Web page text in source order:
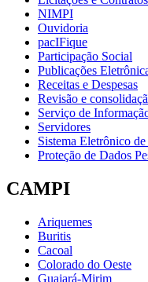
NIMPI
Ouvidoria
pacIFique
Participação Social
Publicações
Receitas e Despesas
Revisão e
Serviço de
Servidores
Sistema Eletrônico
Proteção de Dados
CAMPI
Ariquemes
Buritis
Cacoal
Colorado do Oeste
Guajará-Mirim